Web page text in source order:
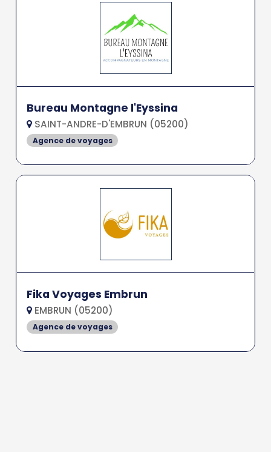
Bureau Montagne l'Eyssina
SAINT-ANDRE-D'EMBRUN (05200)
Agence de voyages
Fika Voyages Embrun
EMBRUN (05200)
Agence de voyages